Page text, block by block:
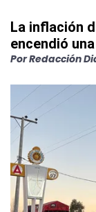
La inflación
encendió
PorRedacción